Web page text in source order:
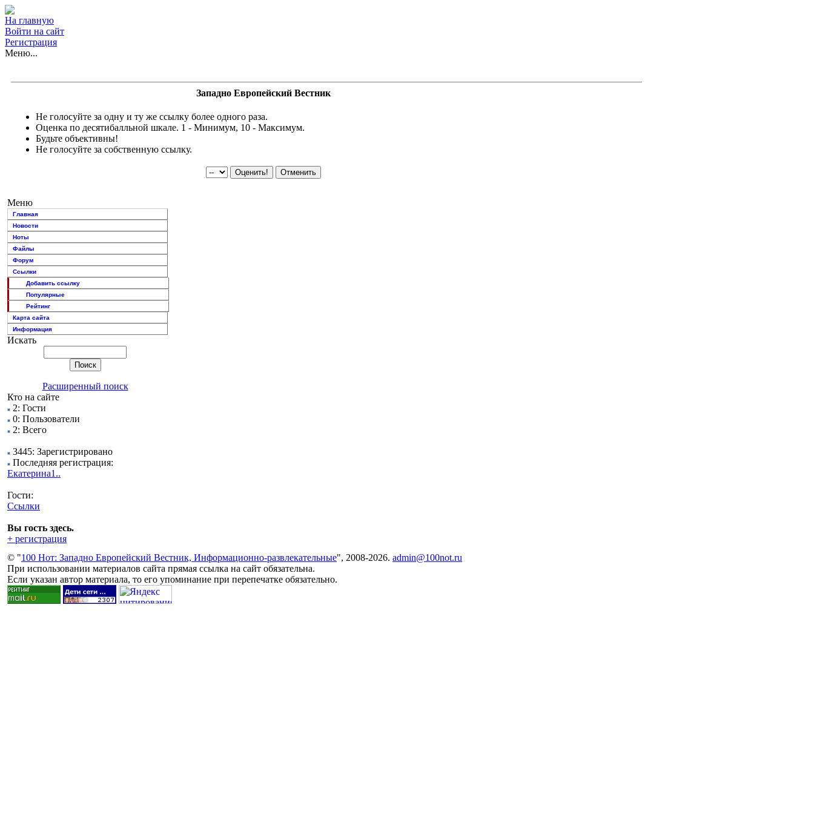
На главную
Войти на сайт
Регистрация
Меню...
Западно Европейский Вестник
Не голосуйте за одну и ту же ссылку более одного раза.
Оценка по десятибалльной шкале. 1 - Минимум, 10 - Максимум.
Будьте объективны!
Не голосуйте за собственную ссылку.
Меню
Главная
Новости
Ноты
Файлы
Форум
Ссылки
Добавить ссылку
Популярные
Рейтинг
Карта сайта
Информация
Искать
Расширенный поиск
Кто на сайте
2: Гости
0: Пользователи
2: Всего
3445: Зарегистрировано
Последняя регистрация:
Екатерина1..
Гости:
Ссылки
Вы гость здесь.
+ регистрация
© "100 Нот: Западно Европейский Вестник, Информационно-развлекательные", 2008-2026. admin@100not.ru
При использовании материалов сайта прямая ссылка на сайт обязательна.
Если указан автор материала, то его упоминание при перепечатке обязательно.